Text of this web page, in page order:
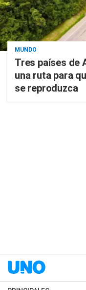
MUNDO
Tres países de
una ruta para
se reproduzca